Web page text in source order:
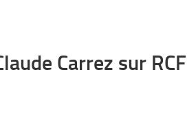
Carrez sur RCF